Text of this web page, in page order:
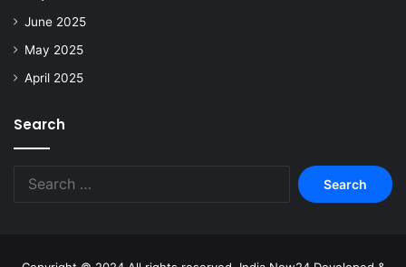
June 2025
May 2025
April 2025
Search